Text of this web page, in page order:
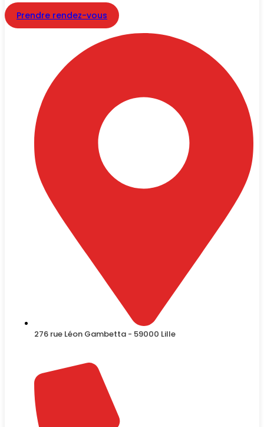
Prendre rendez-vous
276 rue Léon Gambetta - 59000 Lille